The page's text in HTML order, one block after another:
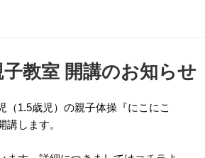
教室 開講のお知らせ
（1.5歳児）の親子体操『にこにこ
講します。